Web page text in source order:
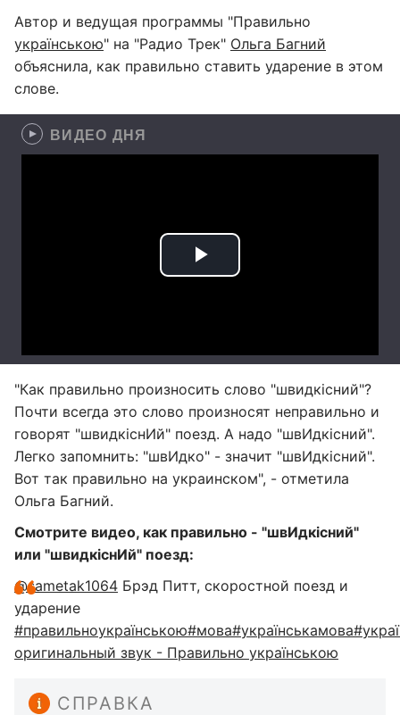
Автор и ведущая программы "Правильно
українською" на "Радио Трек" Ольга Багний
объяснила, как правильно ставить ударение в этом
слове.
ВИДЕО ДНЯ
"Как правильно произносить слово "швидкісний"?
Почти всегда это слово произносят неправильно и
говорят "швидкіснИй" поезд. А надо "швИдкісний".
Легко запомнить: "швИдко" - значит "швИдкісний".
Вот так правильно на украинском", - отметила
Ольга Багний.
Смотрите видео, как правильно - "швИдкісний"
или "швидкіснИй" поезд:
@sametak1064 Брэд Питт, скоростной поезд и
ударение
#правильноукраїнською#мова#українськамова
оригинальный звук - Правильно українською
СПРАВКА